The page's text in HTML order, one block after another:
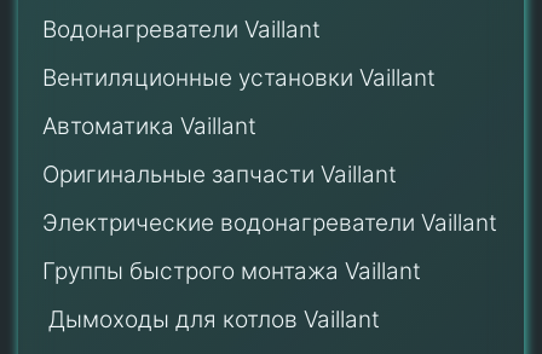
Водонагреватели Vaillant
Вентиляционные установки Vaillant
Автоматика Vaillant
Оригинальные запчасти Vaillant
Электрические водонагреватели Vaillant
Группы быстрого монтажа Vaillant
Дымоходы для котлов Vaillant